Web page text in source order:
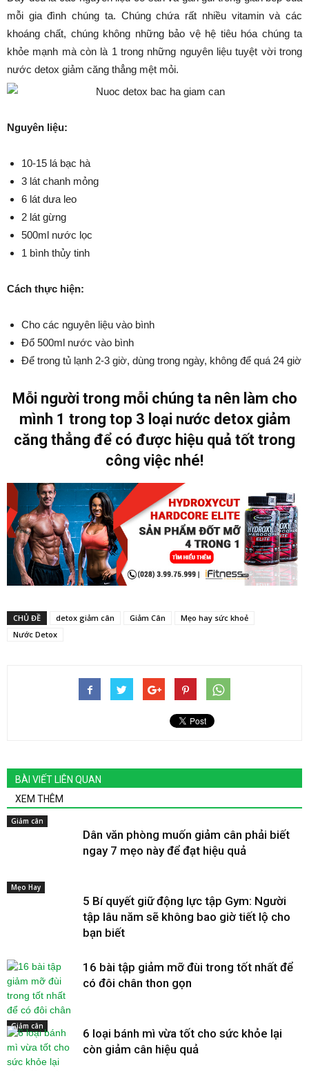
mỗi gia đình chúng ta. Chúng chứa rất nhiều vitamin và các
khoáng chất, chúng không những bảo vệ hệ tiêu hóa chúng ta
khỏe mạnh mà còn là 1 trong những nguyên liệu tuyệt vời trong
nước detox giảm căng thẳng mệt mỏi.
Nguyên liệu:
10-15 lá bạc hà
3 lát chanh mỏng
6 lát dưa leo
2 lát gừng
500ml nước lọc
1 bình thủy tinh
Cách thực hiện:
Cho các nguyên liệu vào bình
Đổ 500ml nước vào bình
Để trong tủ lạnh 2-3 giờ, dùng trong ngày, không để quá 24 giờ
Mỗi người trong mỗi chúng ta nên làm cho
mình 1 trong top 3 loại nước detox giảm
căng thẳng để có được hiệu quả tốt trong
công việc nhé!
CHỦ ĐỀ detox giảm cân Giảm Cân
Mẹo hay sức khoẻ
Nước Detox
BÀI VIẾT LIÊN QUAN
XEM THÊM
Giảm cân
Dân văn phòng muốn giảm cân phải biết
ngay 7 mẹo này để đạt hiệu quả
Mẹo Hay
5 Bí quyết giữ động lực tập Gym: Người
tập lâu năm sẽ không bao giờ tiết lộ cho
bạn biết
Giảm cân
16 bài tập giảm mỡ đùi trong tốt nhất để
có đôi chân thon gọn
6 loại bánh mì vừa tốt cho sức khỏe lại
còn giảm cân hiệu quả